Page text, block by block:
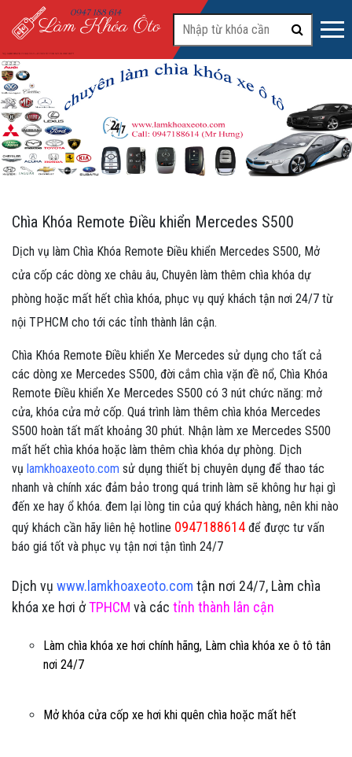
Chìa Khóa Remote Điều khiển Mercedes S500
Dịch vụ làm Chìa Khóa Remote Điều khiển Mercedes S500, Mở
cửa cốp các dòng xe châu âu, Chuyên làm thêm chìa khóa dự
phòng hoặc mất hết chìa khóa, phục vụ quý khách tận nơi 24/7 từ
nội TPHCM cho tới các tỉnh thành lân cận.
Chìa Khóa Remote Điều khiển Xe Mercedes sử dụng cho tất cả
các dòng xe Mercedes S500, đời cắm chìa vặn đề nổ, Chìa Khóa
Remote Điều khiển Xe Mercedes S500 có 3 nút chức năng: mở
cửa, khóa cửa mở cốp. Quá trình làm thêm chìa khóa Mercedes
S500 hoàn tất mất khoảng 30 phút. Nhận làm xe Mercedes S500
mất hết chìa khóa hoặc làm thêm chìa khóa dự phòng. Dịch
vụ lamkhoaxeoto.com sử dụng thiết bị chuyên dụng để thao tác
nhanh và chính xác đảm bảo trong quá trinh làm sẽ không hư hại gì
đến xe hay ổ khóa. đem lại lòng tin của quý khách hàng, nên khi nào
quý khách cần hãy liên hệ hotline 0947188614 để được tư vấn
báo giá tốt và phục vụ tận nơi tận tình 24/7
Dịch vụ www.lamkhoaxeoto.com tận nơi 24/7, Làm chìa
khóa xe hơi ởTPHCM và các tỉnh thành lân cận
Làm chìa khóa xe hơi chính hãng, Làm chìa khóa xe ô tô tân
nơi 24/7
Mở khóa cửa cốp xe hơi khi quên chìa hoặc mất hết